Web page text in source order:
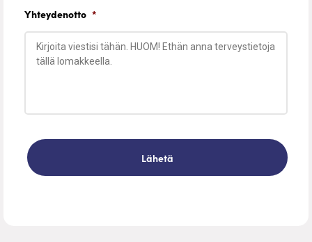
Yhteydenotto *